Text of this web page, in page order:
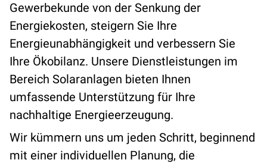
Gewerbekunde von der Senkung der
Energiekosten, steigern Sie Ihre
Energieunabhängigkeit und verbessern Sie
Ihre Ökobilanz. Unsere Dienstleistungen im
Bereich Solaranlagen bieten Ihnen
umfassende Unterstützung für Ihre
nachhaltige Energieerzeugung.
Wir kümmern uns um jeden Schritt, beginnend
mit einer individuellen Planung, die